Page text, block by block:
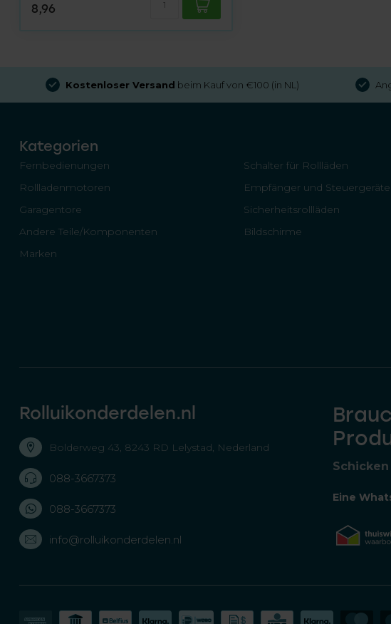
8,96
Kostenloser Versand beim Kauf von €100 (in NL)
Kategorien
Fernbedienungen
Schalter für Rollläden
Rollladenmotoren
Empfänger und Steuergeräte
Garagentore
Sicherheitsrollläden
Andere Teile/Komponenten
Bildschirme
Marken
Rolluikonderdelen.nl
Bolderweg 43, 8243 RD Lelystad, Nederland
088-3667373
088-3667373
info@rolluikonderdelen.nl
Eine